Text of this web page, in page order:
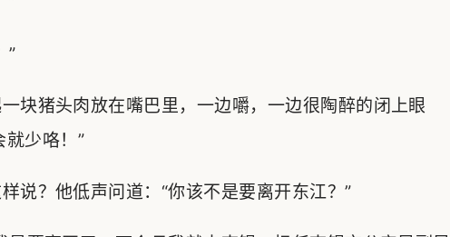
”
块猪头肉放在嘴巴里，一边嚼，一边很陶醉的闭上眼
就少咯！”
说？他低声问道：“你该不是要离开东江？”